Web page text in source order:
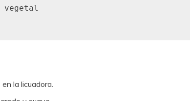
vegetal
la licuadora.